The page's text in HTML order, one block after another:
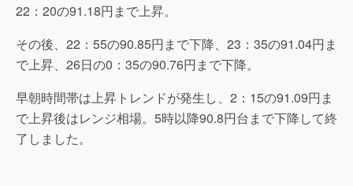
22：20の91.18円まで上昇。
その後、22：55の90.85円まで下降、23：35の91.04円ま
で上昇、26日の0：35の90.76円まで下降。
早朝時間帯は上昇トレンドが発生し、2：15の91.09円ま
で上昇後はレンジ相場。5時以降90.8円台まで下降して終
了しました。